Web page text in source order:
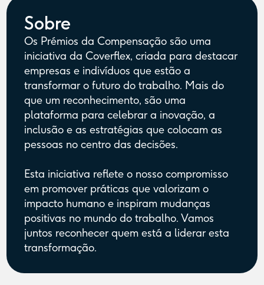
Sobre
Os Prémios da Compensação são uma
iniciativa da Coverflex, criada para destacar
empresas e indivíduos que estão a
transformar o futuro do trabalho. Mais do
que um reconhecimento, são uma
plataforma para celebrar a inovação, a
inclusão e as estratégias que colocam as
pessoas no centro das decisões.
Esta iniciativa reflete o nosso compromisso
em promover práticas que valorizam o
impacto humano e inspiram mudanças
positivas no mundo do trabalho. Vamos
juntos reconhecer quem está a liderar esta
transformação.